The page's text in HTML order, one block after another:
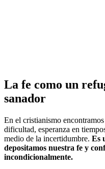
La fe como un
sanador
En el cristianismo
dificultad, esperanza en
medio de la incertidumbre. Es
depositamos nuestra fe y
incondicionalmente.